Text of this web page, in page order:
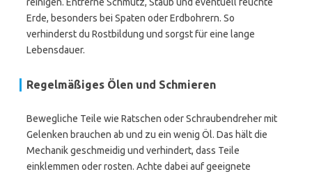
Erde, besonders bei Spaten oder Erdbohrern. So
verhinderst du Rostbildung und sorgst für eine lange
Lebensdauer.
Regelmäßiges Ölen und Schmieren
Bewegliche Teile wie Ratschen oder Schraubendreher mit
Gelenken brauchen ab und zu ein wenig Öl. Das hält die
Mechanik geschmeidig und verhindert, dass Teile
einklemmen oder rosten. Achte dabei auf geeignete